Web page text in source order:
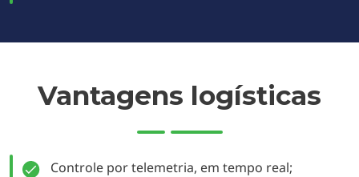
Vantagens logísticas
Controle por telemetria, em tempo real;